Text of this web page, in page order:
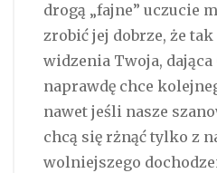
drogą „fajne” uczucie
zrobić jej dobrze, że
widzenia Twoja, dająca
naprawdę chce
nawet jeśli nasze
chcą się rżnąć tylko z
wolniejszego